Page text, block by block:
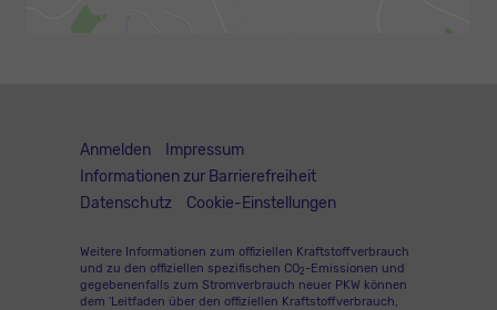
Anmelden
Impressum
Informationen zur Barrierefreiheit
Datenschutz
Cookie-Einstellungen
Weitere Informationen zum offiziellen Kraftstoffverbrauch
und zu den offiziellen spezifischen CO2 -Emissionen und
gegebenenfalls zum Stromverbrauch neuer PKW können
dem 'Leitfaden über den offiziellen Kraftstoffverbrauch,